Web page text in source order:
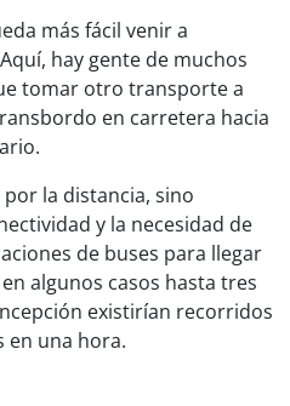
más fácil venir a
hay gente de muchos
tomar otro transporte a
en carretera hacia
la distancia, sino
y la necesidad de
de buses para llegar
algunos casos hasta tres
existirían recorridos
en una hora.